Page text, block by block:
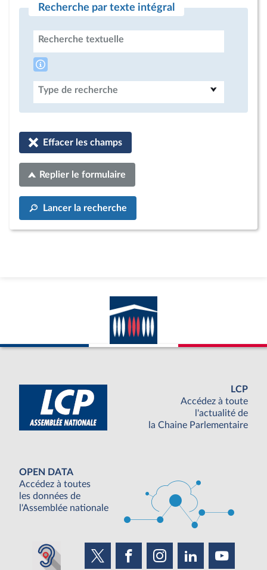
Recherche par texte intégral
Recherche textuelle
Type de recherche
Effacer les champs
Replier le formulaire
Lancer la recherche
LCP
Accédez à toute
l'actualité de
la Chaine Parlementaire
OPEN DATA
Accédez à toutes
les données de
l'Assemblée nationale